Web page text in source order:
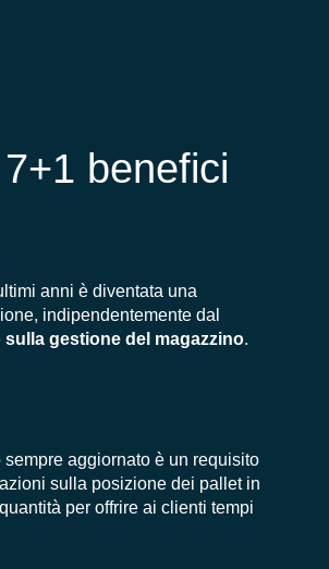
benefici
anni è diventata una
indipendentemente dal
sulla gestione del magazzino.
sempre aggiornato è un requisito
sulla posizione dei pallet in
per offrire ai clienti tempi